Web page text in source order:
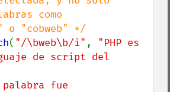
como
( "/\bweb\b/i" , "PHP es
de script del
palabra fue